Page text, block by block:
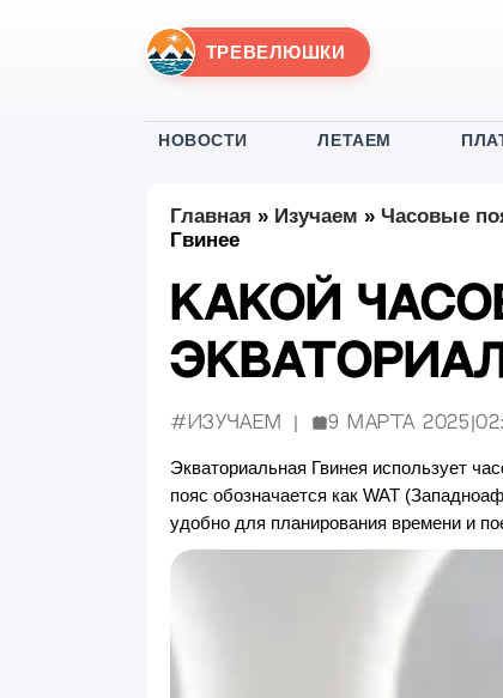
ТРЕВЕЛЮШКИ
НОВОСТИ ЛЕТАЕМ
Главная » Изучаем » Часовые
Гвинее
Какой
#Изучаем Опубликовано:
9 марта 2025 |
Экваториальная Гвинея использует
пояс обозначается как WAT
удобно для планирования времени и